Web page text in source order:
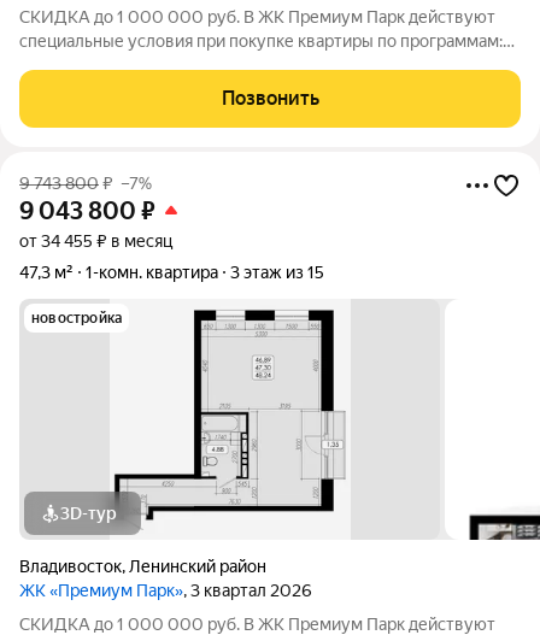
СКИДКА до 1 000 000 руб. В ЖК Премиум Парк действуют
специальные условия при покупке квартиры по программам:
покупке квартиры за счёт собственных средств при 100%
оплате. Размер скидки: 1 000 000
Позвонить
9 743 800₽ –7%
9 043 800 ₽
от 34 455 ₽ в месяц
47,3 м²
1-комн. квартира 3 этаж из 15
новостройка
3D-тур
Владивосток, Ленинский район
ЖК «Премиум Парк», 3 квартал 2026
СКИДКА до 1 000 000 руб. В ЖК Премиум Парк действуют